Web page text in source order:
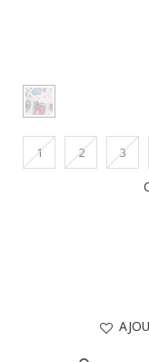
1 2 3